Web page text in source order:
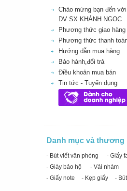
Chào mừng bạn đến
DV SX KHÁNH NGỌC
Phương thức giao hàng
Phương thức thanh
Hướng dẫn mua hàng
Bảo hành,đổi trả
Điều khoản mua bán
Tin tức - Tuyển dụng
Danh mục và
- Bút viết văn phòng - Giấy
- Giày bảo hộ
- Vải nhám
- Giấy note
- Kẹp giấy -